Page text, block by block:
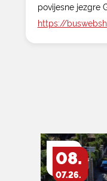
povijesne jezgre
https://
08.
07.26.